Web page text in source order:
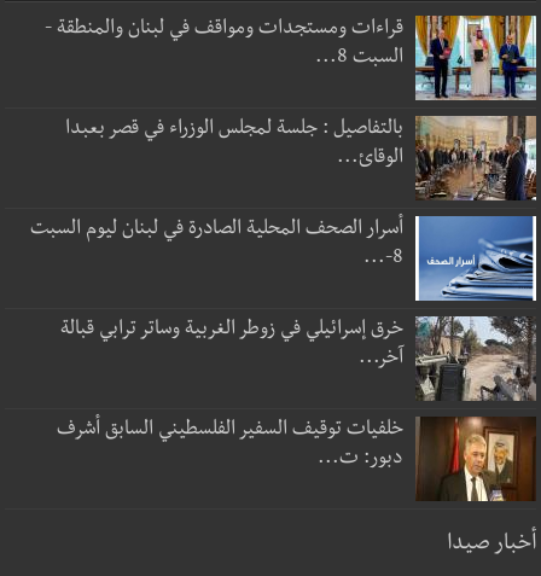
قراءات ومستجدات ومواقف في لبنان والمنطقة -
السبت 8...
بالتفاصيل : جلسة لمجلس الوزراء في قصر بعبدا
الوقائ...
أسرار الصحف المحلية الصادرة في لبنان ليوم السبت
8-...
خرق إسرائيلي في زوطر الغربية وساتر ترابي قبالة
آخر...
خلفيات توقيف السفير الفلسطيني السابق أشرف
دبور: ت...
أخبار صيدا